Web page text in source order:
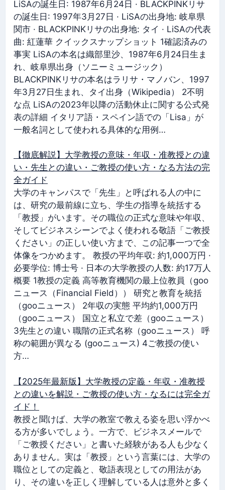
LiSAの誕生日: 1987年6月24日 · BLACKPINKリサ
の誕生日: 1997年3月27日 · LiSAの出身地: 岐阜県
関市 · BLACKPINKリサの出身地: タイ · LiSAの代表
曲: 紅蓮華 クイックスナップショット 1確認済みの
事実 LiSAの本名は織部里沙、1987年6月24日生ま
れ、岐阜県出身（ソニーミュージック）
BLACKPINKリサの本名はラリサ・マノバン、1997
年3月27日生まれ、タイ出身（Wikipedia） 2不明
な点 LiSAの2023年以降の活動休止に関する公式発
表の詳細 イタリア語・スペイン語での「Lisa」が
一般名詞として使われる具体的な用例…
【徹底解説】大学教授の意味・年収・准教授との違
い・先生との違い・ご教授の使い方・なる方法の完
全ガイド
大学のキャンパスで「先生」と呼ばれる人の中に
は、研究の最前線に立ち、学生の指導を統括する
「教授」がいます。その職位の正式な意味や年収、
そしてビジネスシーンでよく使われる敬語「ご教授
ください」の正しい使い方まで、この記事一つで全
体像をつかめます。 教授の平均年収: 約1,000万円 ·
必要学位: 博士号 · 日本の大学教授の人数: 約17万人
概要 1教授の定義 高等教育機関の最上位教員（goo
ニュース（Financial Field）） 研究と教育を統括
（gooニュース） 2年収の実態 平均約1,000万円
（gooニュース） 国立と私立で差（gooニュース）
3先生との違い 職階の正式名称（gooニュース） 呼
称の範囲が異なる (gooニュース) 4ご教授の使い
方…
【2025年最新版】大学教授の定義・年収・准教授
との違いを解説・ご教授の使い方・なるには完全ガ
イド！
教授と聞けば、大学の教室で教える姿を思い浮かべ
る方が多いでしょう。一方で、ビジネスメールで
「ご教授ください」と書いた経験がある人も少なく
ありません。実は「教授」という言葉には、大学の
職位としての定義と、敬語表現としての用法があ
り、その違いを正しく理解している人は意外と多く